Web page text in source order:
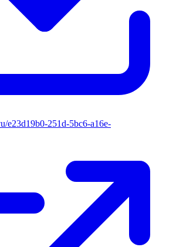
e23d19b0-251d-5bc6-a16e-